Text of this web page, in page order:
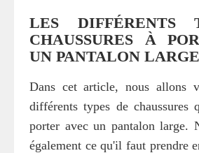
LES DIFFÉRENTS
CHAUSSURES À
UN PANTALON LARGE
Dans cet article, nous allons
différents types de chaussures
porter avec un pantalon large.
également ce qu'il faut prendre